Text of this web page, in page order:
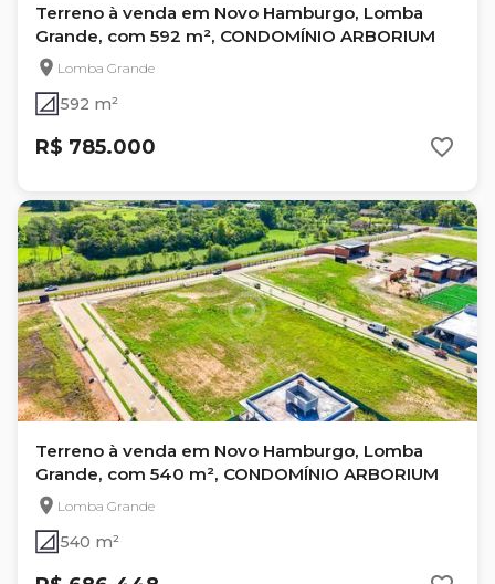
Terreno à venda em Novo Hamburgo, Lomba
Grande, com 592 m², CONDOMÍNIO ARBORIUM
Lomba Grande
592 m²
R$ 785.000
Terreno à venda em Novo Hamburgo, Lomba
Grande, com 540 m², CONDOMÍNIO ARBORIUM
Lomba Grande
540 m²